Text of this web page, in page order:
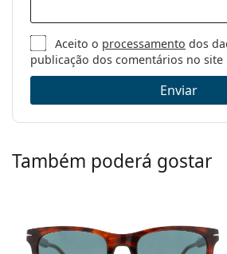
Aceito o processamento dos
publicação dos comentários no site
Enviar
Também poderá gostar